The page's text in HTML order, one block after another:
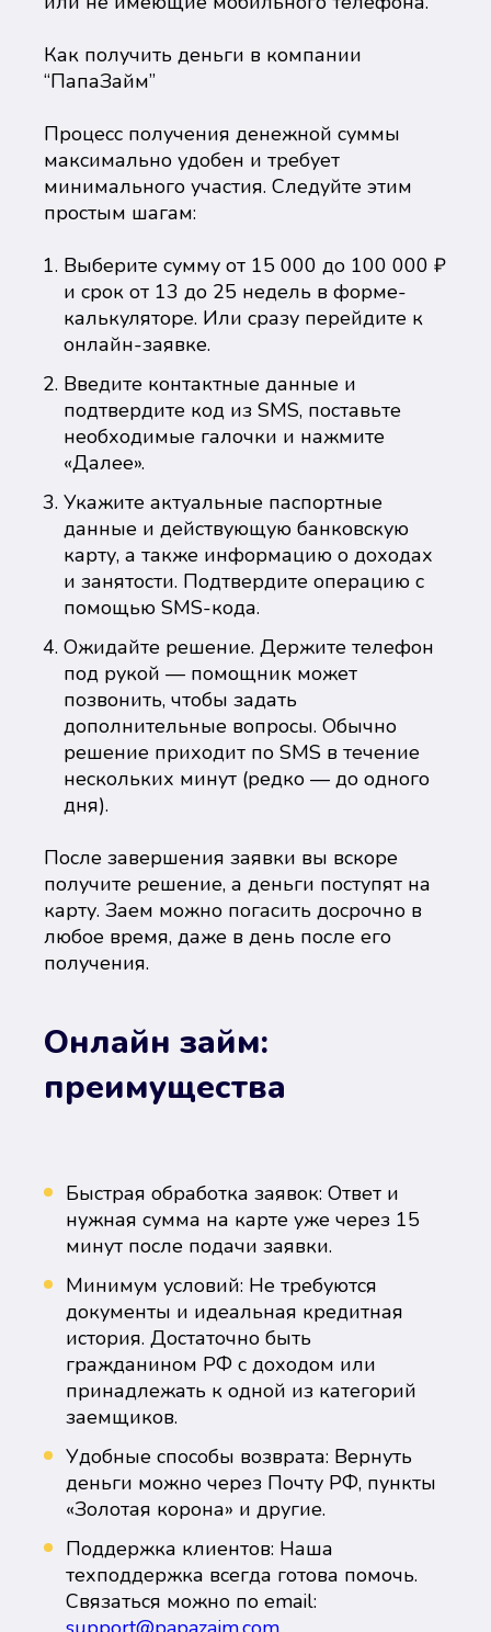
Как получить деньги в компании
“ПапаЗайм”
Процесс получения денежной суммы
максимально удобен и требует
минимального участия. Следуйте этим
простым шагам:
Выберите сумму от 15 000 до 100 000 ₽
и срок от 13 до 25 недель в форме-
калькуляторе. Или сразу перейдите к
онлайн-заявке.
Введите контактные данные и
подтвердите код из SMS, поставьте
необходимые галочки и нажмите
«Далее».
Укажите актуальные паспортные
данные и действующую банковскую
карту, а также информацию о доходах
и занятости. Подтвердите операцию с
помощью SMS-кода.
Ожидайте решение. Держите телефон
под рукой — помощник может
позвонить, чтобы задать
дополнительные вопросы. Обычно
решение приходит по SMS в течение
нескольких минут (редко — до одного
дня).
После завершения заявки вы вскоре
получите решение, а деньги поступят на
карту. Заем можно погасить досрочно в
любое время, даже в день после его
получения.
Онлайн займ:
преимущества
Быстрая обработка заявок: Ответ и
нужная сумма на карте уже через 15
минут после подачи заявки.
Минимум условий: Не требуются
документы и идеальная кредитная
история. Достаточно быть
гражданином РФ с доходом или
принадлежать к одной из категорий
заемщиков.
Удобные способы возврата: Вернуть
деньги можно через Почту РФ, пункты
«Золотая корона» и другие.
Поддержка клиентов: Наша
техподдержка всегда готова помочь.
Связаться можно по email: